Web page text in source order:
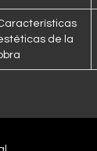
de la